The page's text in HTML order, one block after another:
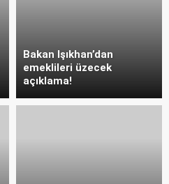
Bakan Işıkhan’dan
emeklileri üzecek
açıklama!